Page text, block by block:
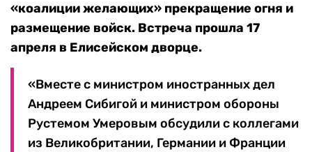
«коалиции желающих» прекращение огня и
размещение войск. Встреча прошла 17
апреля в Елисейском дворце.
«Вместе с министром иностранных дел
Андреем Сибигой и министром обороны
Рустемом Умеровым обсудили с коллегами
из Великобритании, Германии и Франции